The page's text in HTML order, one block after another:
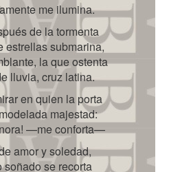
me ilumina.
de la tormenta
estrellas submarina,
la que ostenta
lluvia, cruz latina.
en quien la porta
majestad:
—me conforta—
amor y soledad,
soñado se recorta